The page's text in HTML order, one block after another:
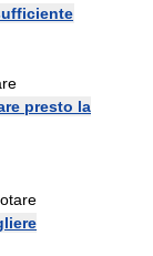
presto la